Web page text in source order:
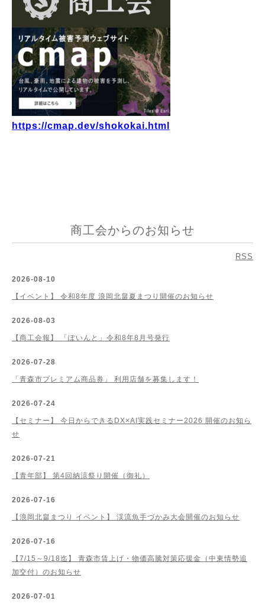
https://cmap.dev/shokokai.html
商工会からのお知らせ
RSS
2026-08-10
【イベント】 令和8年度 浪岡北畠夏まつり開催のお知らせ
2026-08-03
【商工会報】 「ぽいんと」令和8年8月号発行
2026-07-28
「青森市プレミアム商品券」 利用店舗を募集します！
2026-07-24
【セミナー】 今日からできるDX×AI実践セミナー2026 開催のお知ら
せ
2026-07-21
【青年部】 第4回納涼祭り開催（御礼）
2026-07-16
【浪岡北畠まつり イベント】 渓流魚手づかみ大会開催のお知らせ
2026-07-16
【7/15～9/18迄】 青森市賃上げ・物価高騰対策応援金（中東情勢追
加交付）のお知らせ
2026-07-01